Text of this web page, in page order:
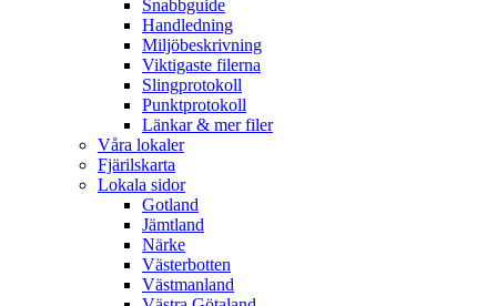
Snabbguide
Handledning
Miljöbeskrivning
Viktigaste filerna
Slingprotokoll
Punktprotokoll
Länkar & mer filer
Våra lokaler
Fjärilskarta
Lokala sidor
Gotland
Jämtland
Närke
Västerbotten
Västmanland